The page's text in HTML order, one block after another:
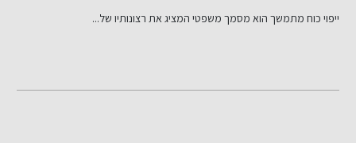
ייפוי כוח מתמשך הוא מסמך משפטי המציג את רצונותיו של...